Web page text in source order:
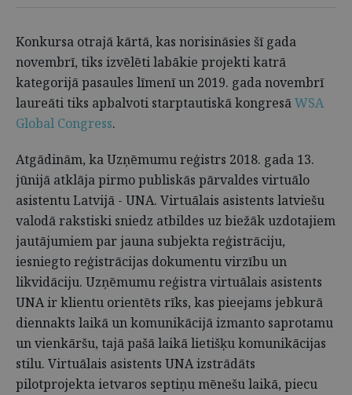
Konkursa otrajā kārtā, kas norisināsies šī gada
novembrī, tiks izvēlēti labākie projekti katrā
kategorijā pasaules līmenī un 2019. gada novembrī
laureāti tiks apbalvoti starptautiskā kongresāWSA
Global Congress.
Atgādinām, ka Uzņēmumu reģistrs 2018. gada 13.
jūnijā atklāja pirmo publiskās pārvaldes virtuālo
asistentu Latvijā - UNA. Virtuālais asistents latviešu
valodā rakstiski sniedz atbildes uz biežāk uzdotajiem
jautājumiem par jauna subjekta reģistrāciju,
iesniegto reģistrācijas dokumentu virzību un
likvidāciju. Uzņēmumu reģistra virtuālais asistents
UNA ir klientu orientēts rīks, kas pieejams jebkurā
diennakts laikā un komunikācijā izmanto saprotamu
un vienkāršu, tajā pašā laikā lietišķu komunikācijas
stilu. Virtuālais asistents UNA izstrādāts
pilotprojekta ietvaros septiņu mēnešu laikā, piecu